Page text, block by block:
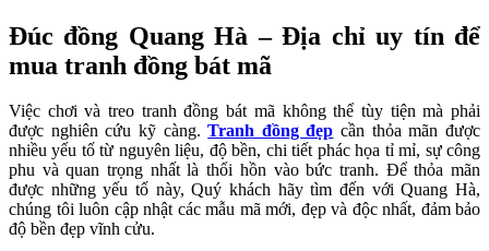
Đúc đồng Quang Hà – Địa chỉ uy tín để
mua tranh đồng bát mã
Việc chơi và treo tranh đồng bát mã không thể tùy tiện mà phải
được nghiên cứu kỹ càng.Tranh đồng đẹp cần thỏa mãn được
nhiều yếu tố từ nguyên liệu, độ bền, chi tiết phác họa tỉ mỉ, sự công
phu và quan trọng nhất là thổi hồn vào bức tranh. Để thỏa mãn
được những yếu tố này, Quý khách hãy tìm đến với Quang Hà,
chúng tôi luôn cập nhật các mẫu mã mới, đẹp và độc nhất, đảm bảo
độ bền đẹp vĩnh cửu.